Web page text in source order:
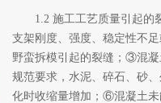
1.2 施工工艺质量引起的
支架刚度、强度、稳定性不
野蛮拆模引起的裂缝；③混
规范要求，水泥、碎石、砂
化时收缩量增加；⑥混凝土